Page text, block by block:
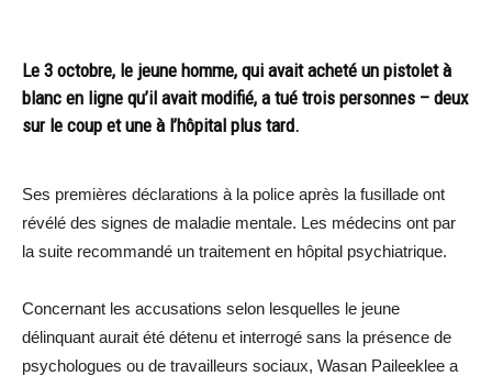
Le 3 octobre, le jeune homme, qui avait acheté un pistolet à
blanc en ligne qu’il avait modifié, a tué trois personnes – deux
sur le coup et une à l’hôpital plus tard.
Ses premières déclarations à la police après la fusillade ont
révélé des signes de maladie mentale. Les médecins ont par
la suite recommandé un traitement en hôpital psychiatrique.
Concernant les accusations selon lesquelles le jeune
délinquant aurait été détenu et interrogé sans la présence de
psychologues ou de travailleurs sociaux, Wasan Paileeklee a